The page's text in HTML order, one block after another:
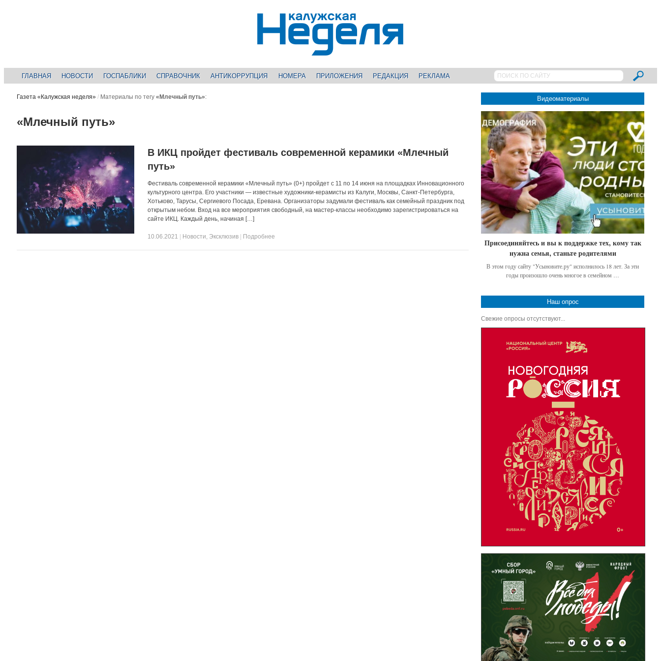
ГЛАВНАЯ НОВОСТИ ГОСПАБЛИКИ СПРАВОЧНИК АНТИКОРРУПЦИЯ НОМЕРА ПРИЛОЖЕНИЯ РЕДАКЦИЯ РЕКЛАМА
Газета «Калужская неделя» / Материалы по тегу «Млечный путь»:
«Млечный путь»
В ИКЦ пройдет фестиваль современной керамики «Млечный
путь»
Фестиваль современной керамики «Млечный путь» (0+) пройдет с 11 по 14 июня на площадках Инновационного
культурного центра. Его участники — известные художники-керамисты из Калуги, Москвы, Санкт-Петербурга,
Хотьково, Тарусы, Сергиевого Посада, Еревана. Организаторы задумали фестиваль как семейный праздник под
открытым небом. Вход на все мероприятия свободный, на мастер-классы необходимо зарегистрироваться на
сайте ИКЦ. Каждый день, начиная […]
10.06.2021 Новости, Эксклюзив Подробнее
Видеоматериалы
Присоединяйтесь и вы к поддержке тех, кому так
нужна семья, станьте родителями
В этом году сайту "Усыновите.ру" исполнилось 18 лет. За эти
годы произошло очень многое в семейном …
Наш опрос
Свежие опросы отсутствуют...